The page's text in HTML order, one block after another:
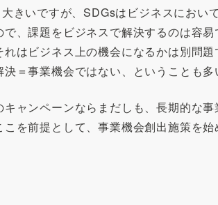
きいですが、SDGsはビジネスにお
、課題をビジネスで解決するのは容
はビジネス上の機会になるかは別問
＝事業機会ではない、ということも多
ャンペーンならまだしも、長期的な
を前提として、事業機会創出施策を始